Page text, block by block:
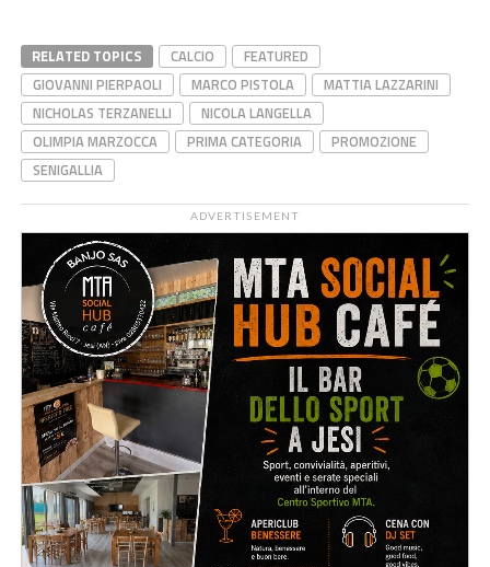
RELATED TOPICS CALCIO
FEATURED
GIOVANNI PIERPAOLI
MARCO PISTOLA
MATTIA LAZZARINI
NICHOLAS TERZANELLI
NICOLA LANGELLA
OLIMPIA MARZOCCA
PRIMA CATEGORIA
PROMOZIONE
SENIGALLIA
ADVERTISEMENT